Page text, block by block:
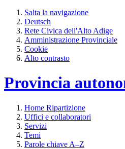
Salta la navigazione
Deutsch
Rete Civica dell'Alto Adige
Amministrazione Provinciale
Cookie
Alto contrasto
Provincia
Home Ripartizione
Uffici e collaboratori
Servizi
Temi
Parole chiave A–Z